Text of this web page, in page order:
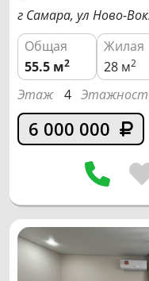
г Самара, ул Ново-
Общая
Жилая
55.5 м2 28 м2
Этаж 4
6 000 000